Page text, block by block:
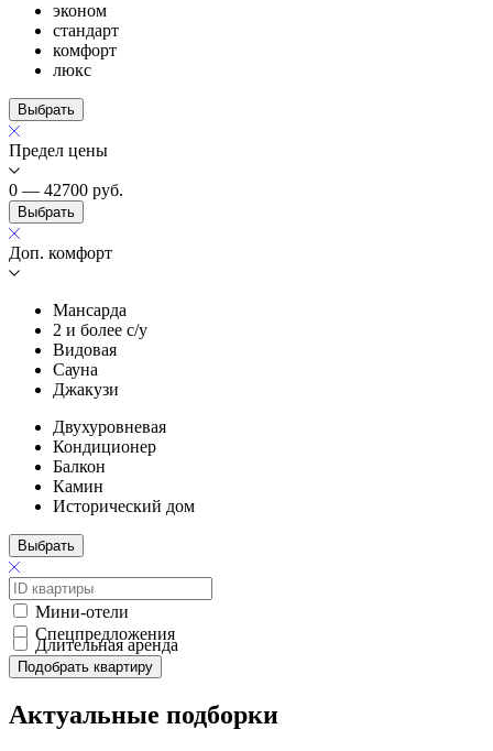
эконом
стандарт
комфорт
люкс
Выбрать
Предел цены
0 — 42700 руб.
Выбрать
Доп. комфорт
Мансарда
2 и более с/у
Видовая
Сауна
Джакузи
Двухуровневая
Кондиционер
Балкон
Камин
Исторический дом
Выбрать
Мини-отели
Спецпредложения
Длительная аренда
Подобрать квартиру
Актуальные подборки